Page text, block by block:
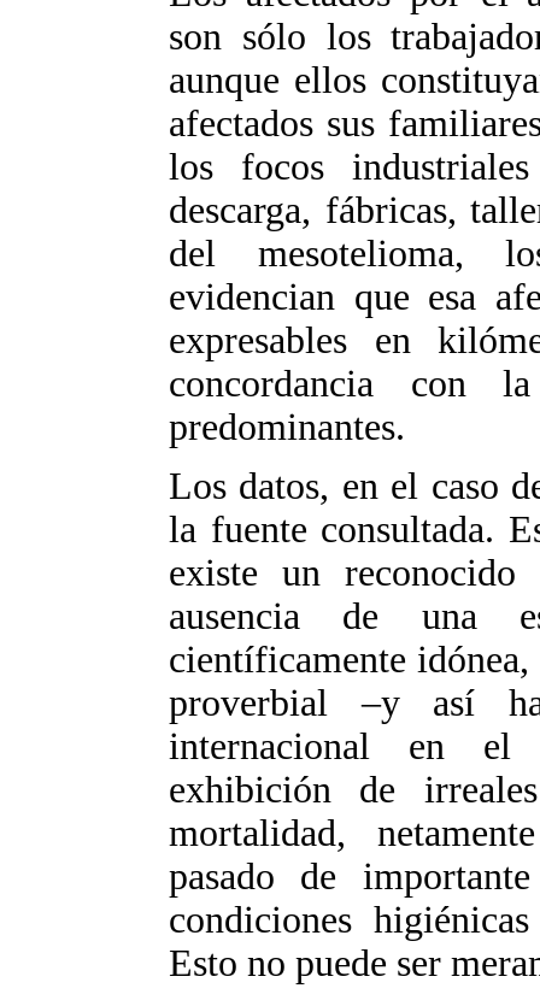
son sólo los
aunque ellos
afectados sus
los focos
descarga, fábricas,
del mesotelioma,
evidencian que esa
expresables en
concordancia con
predominantes.
Los datos, en el caso
la fuente consultada.
existe un reconocido
ausencia de una
científicamente idónea,
proverbial –y así
internacional en el
exhibición de
mortalidad,
pasado de
condiciones
Esto no puede ser